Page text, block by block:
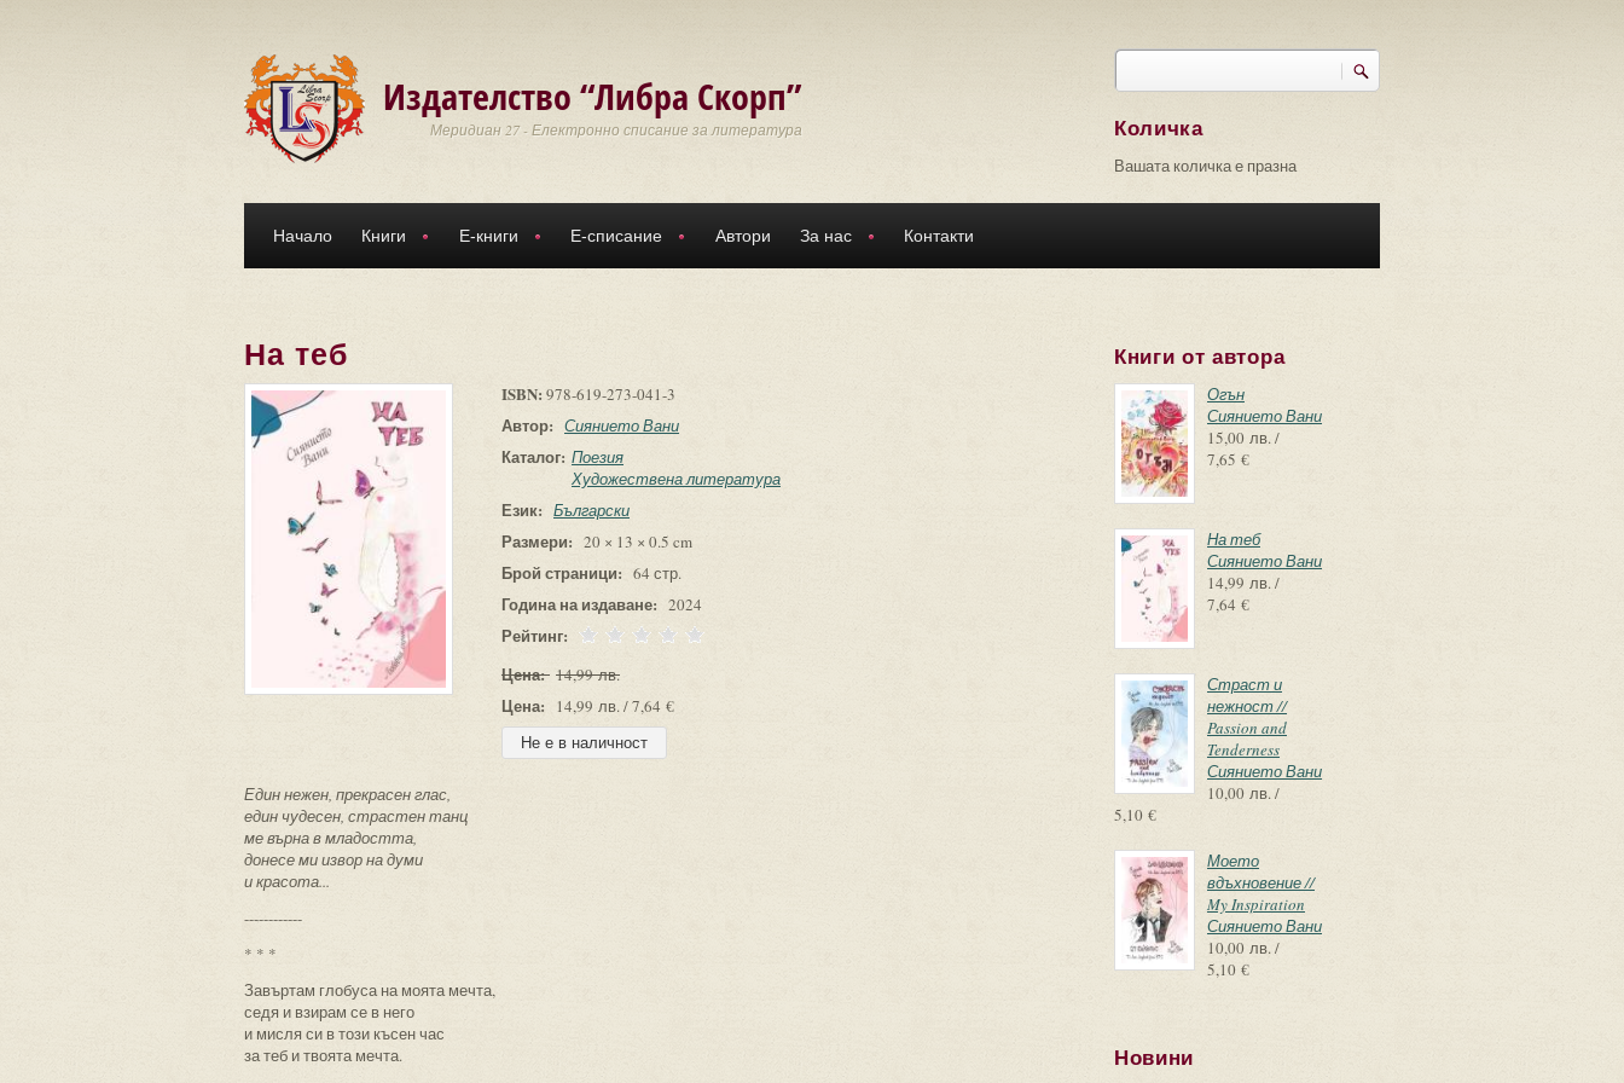
Издателство “Либра Скорп”
Меридиан 27 - Електронно списание за литература
Търси
Количка
Вашата количка е празна
Начало Книги Е-книги Е-списание Автори За нас Контакти
На теб
ISBN: 978-619-273-041-3
Автор: Сиянието Вани
Каталог: Поезия
Художествена литература
Език: Български
Размери: 20 × 13 × 0.5 cm
Брой страници: 64 стр.
Година на издаване: 2024
Рейтинг:
Цена: 14,99 лв.
Цена: 14,99 лв. / 7,64 €
Един нежен, прекрасен глас,
един чудесен, страстен танц
ме върна в младостта,
донесе ми извор на думи
и красота...
------------
* * *
Завъртам глобуса на моята мечта,
седя и взирам се в него
и мисля си в този късен час
за теб и твоята мечта.
Книги от автора
Огън
Сиянието Вани
15,00 лв. /
7,65 €
На теб
Сиянието Вани
14,99 лв. /
7,64 €
Страст и
нежност //
Passion and
Tenderness
Сиянието Вани
10,00 лв. /
5,10 €
Моето
вдъхновение //
My Inspiration
Сиянието Вани
10,00 лв. /
5,10 €
Новини